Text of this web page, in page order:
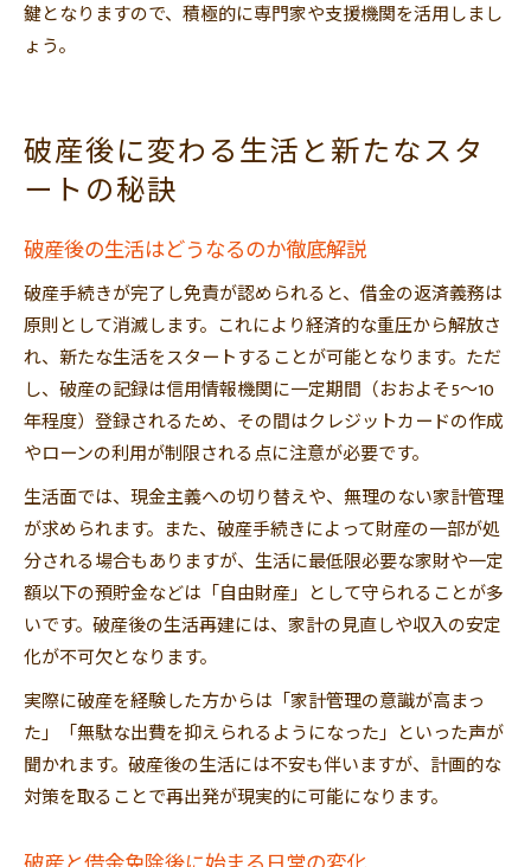
鍵となりますので、積極的に専門家や支援機関を活用しまし
ょう。
破産後に変わる生活と新たなスタ
ートの秘訣
破産後の生活はどうなるのか徹底解説
破産手続きが完了し免責が認められると、借金の返済義務は
原則として消滅します。これにより経済的な重圧から解放さ
れ、新たな生活をスタートすることが可能となります。ただ
し、破産の記録は信用情報機関に一定期間（おおよそ5〜10
年程度）登録されるため、その間はクレジットカードの作成
やローンの利用が制限される点に注意が必要です。
生活面では、現金主義への切り替えや、無理のない家計管理
が求められます。また、破産手続きによって財産の一部が処
分される場合もありますが、生活に最低限必要な家財や一定
額以下の預貯金などは「自由財産」として守られることが多
いです。破産後の生活再建には、家計の見直しや収入の安定
化が不可欠となります。
実際に破産を経験した方からは「家計管理の意識が高まっ
た」「無駄な出費を抑えられるようになった」といった声が
聞かれます。破産後の生活には不安も伴いますが、計画的な
対策を取ることで再出発が現実的に可能になります。